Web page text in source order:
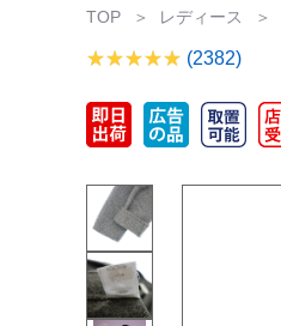
TOP レディース
(2382)